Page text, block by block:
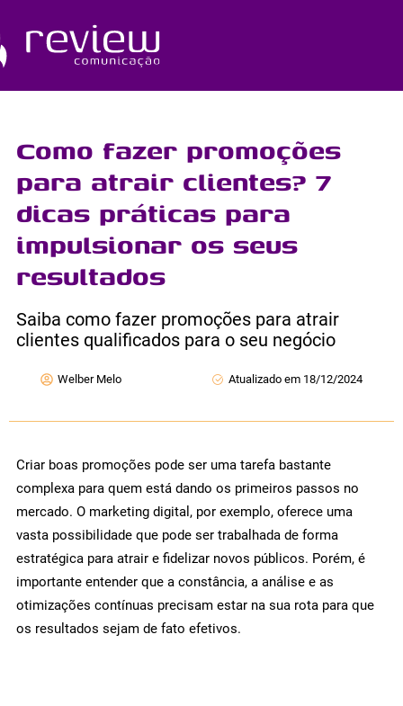
o
conteúdo
Como fazer promoções
para atrair clientes? 7
dicas práticas para
impulsionar os seus
resultados
Saiba como fazer promoções para atrair
clientes qualificados para o seu negócio
Welber Melo Atualizado em 18/12/2024
Criar boas promoções pode ser uma tarefa bastante
complexa para quem está dando os primeiros passos no
mercado. O marketing digital, por exemplo, oferece uma
vasta possibilidade que pode ser trabalhada de forma
estratégica para atrair e fidelizar novos públicos. Porém, é
importante entender que a constância, a análise e as
otimizações contínuas precisam estar na sua rota para que
os resultados sejam de fato efetivos.